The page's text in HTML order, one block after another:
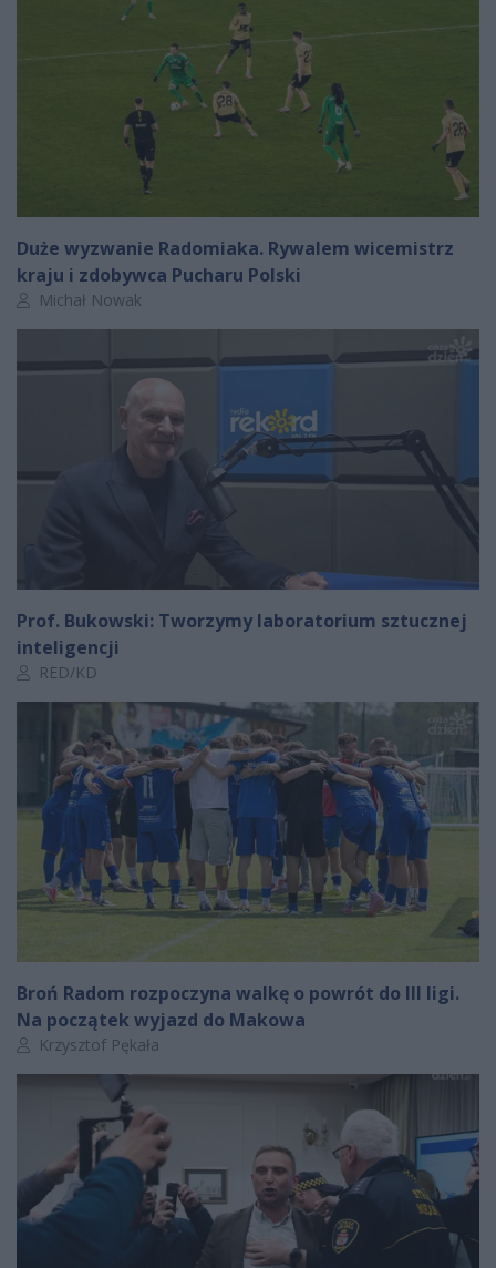
Duże wyzwanie Radomiaka. Rywalem wicemistrz
kraju i zdobywca Pucharu Polski
Autor artykułu:
Michał Nowak
Prof. Bukowski: Tworzymy laboratorium sztucznej
inteligencji
Autor artykułu:
RED/KD
Broń Radom rozpoczyna walkę o powrót do III ligi.
Na początek wyjazd do Makowa
Autor artykułu:
Krzysztof Pękała